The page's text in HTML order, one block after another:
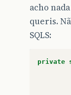
acho
queris.
SQLS:
private